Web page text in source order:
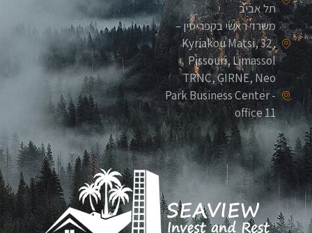
תל אביב
משרד ראשי בקפריסין –
Kyriakou Matsi, 32,
Pissouri, Limassol
TRNC, GIRNE, Neo
Park Business Center -
office 11